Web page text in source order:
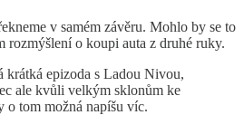
v samém závěru. Mohlo by se to
rozmýšlení o koupi auta z druhé ruky.
krátká epizoda s Ladou Nivou,
ale kvůli velkým sklonům ke
o tom možná napíšu víc.